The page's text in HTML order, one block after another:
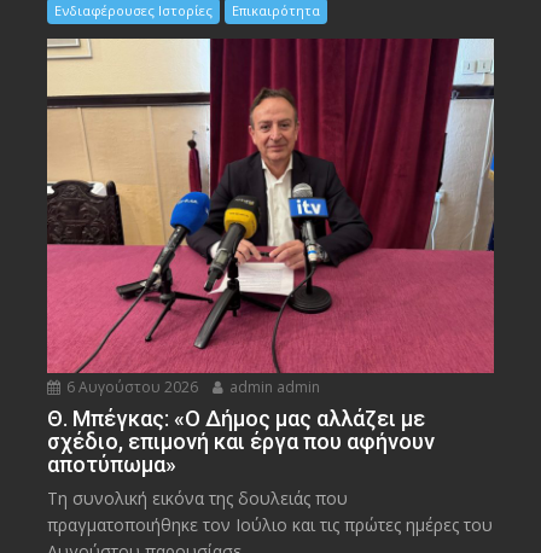
Ενδιαφέρουσες Ιστορίες Επικαιρότητα
6 Αυγούστου 2026 admin admin
Θ. Μπέγκας: «Ο Δήμος μας αλλάζει με
σχέδιο, επιμονή και έργα που αφήνουν
αποτύπωμα»
Τη συνολική εικόνα της δουλειάς που
πραγματοποιήθηκε τον Ιούλιο και τις πρώτες ημέρες του